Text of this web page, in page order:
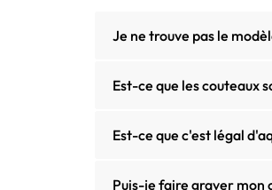
Je ne trouve pas le
Est-ce que les couteaux
Est-ce que c'est légal
Puis-je faire graver mon